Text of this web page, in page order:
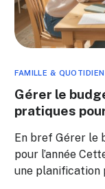
FAMILLE & QUOTIDIEN
Gérer le
pratiques
En bref Gérer le
pour l’année
une planification